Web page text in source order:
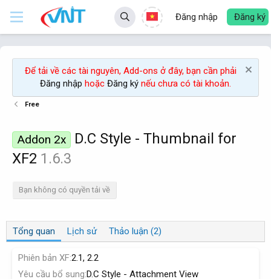
Đăng nhập Đăng ký
Để tải về các tài nguyên, Add-ons ở đây, bạn cần phải
Đăng nhập hoặc Đăng ký nếu chưa có tài khoản.
Free
Addon 2x
D.C Style - Thumbnail for
XF2 1.6.3
Bạn không có quyền tải về
Tổng quan Lịch sử Thảo luận (2)
Phiên bản XF2.1 2.2
Yêu cầu bổ sung D.C Style - Attachment View